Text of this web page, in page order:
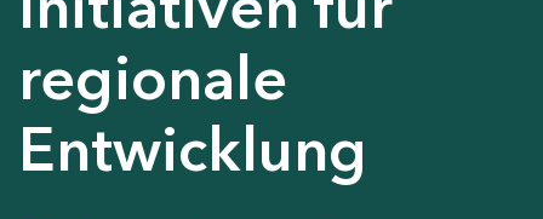
regionale
Entwicklung